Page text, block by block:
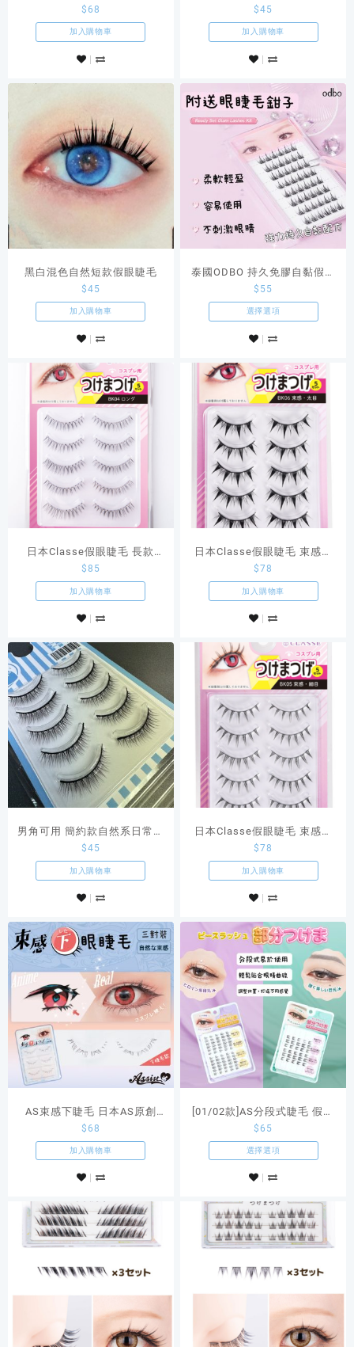
創Cosplay商品
$68
加入購物車
$45
加入購物車
黑白混色自然短款假眼睫毛
$45
加入購物車
泰國ODBO 持久免膠自黏假眼
睫毛 隨盒附送鉗
$ 55
選擇選項
日本Classe假眼睫毛 長款
BK04
$85
加入購物車
日本Classe假眼睫毛 束感・
太目BK06
$78
加入購物車
男角可用 簡約款自然系日常睫
毛
$45
加入購物車
日本Classe假眼睫毛 束感・
細目BK05
$78
加入購物車
AS束感下睫毛 日本AS原創
Cosplay商品
$68
加入購物車
[01/02款]AS分段式睫毛 假眼
睫毛 原創COSPLAY商品
$65
選擇選項